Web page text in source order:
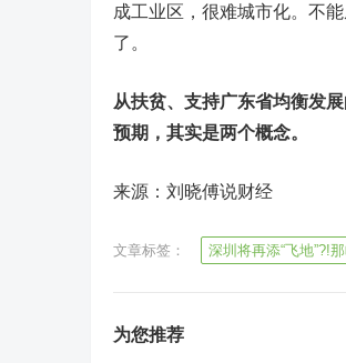
成工业区，很难城市化。不
了。
从扶贫、支持广东省均衡发
预期，其实是两个概念。
来源：刘晓傅说财经
文章标签： 深圳将再添“飞地”?!
为您推荐